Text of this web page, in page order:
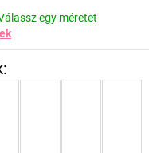
egy méretet